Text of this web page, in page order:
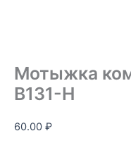
Мотыжка
B131-H
60.00 ₽